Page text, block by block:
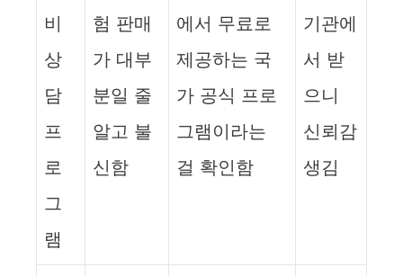
비
상
담
프
로
그
램
험 판매
가 대부
분일 줄
알고 불
신함
에서 무료로
제공하는 국
가 공식 프로
그램이라는
걸 확인함
기관에
서 받
으니
신뢰감
생김